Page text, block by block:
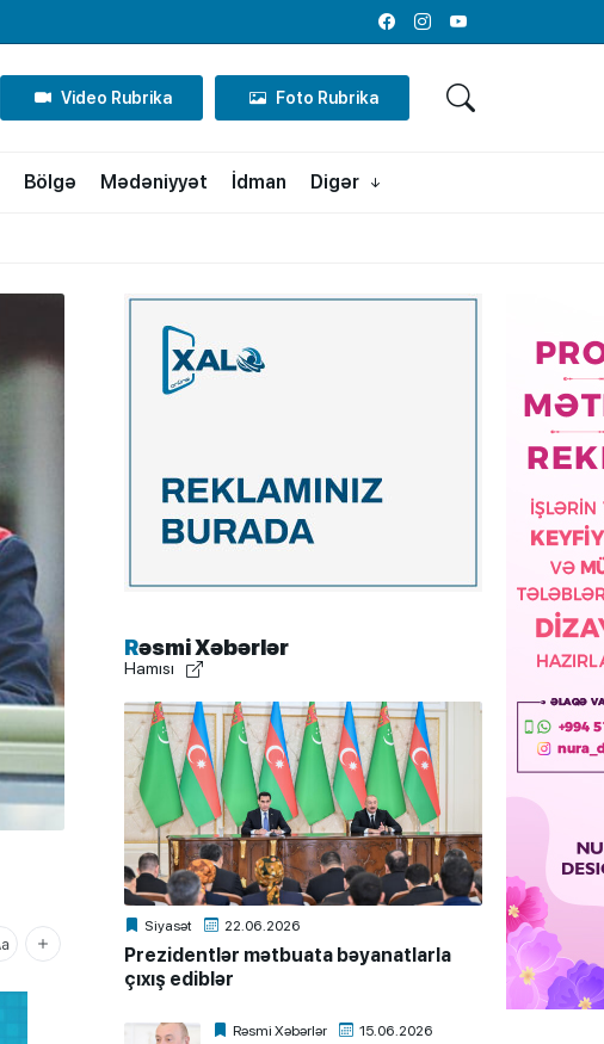
FacebookInstagramYoutube
Video Rubrika Foto Rubrika
Bölgə Mədəniyyət İdman Digər
Rəsmi Xəbərlər
Hamısı
Siyasət 22.06.2026
Prezidentlər mətbuata bəyanatlarla
çıxış ediblər
Rəsmi Xəbərlər 15.06.2026